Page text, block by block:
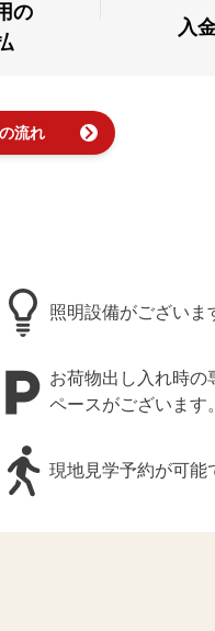
の
入
流れ chevron_right
照明設備がございま
お荷物出し入れ時の
ペースがございます。
現地見学予約が可能